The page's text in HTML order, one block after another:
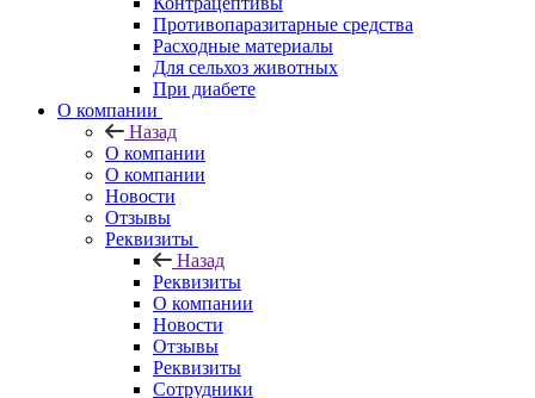
Противопаразитарные средства
Расходные материалы
Для сельхоз животных
При диабете
О компании
Назад
О компании
О компании
Новости
Отзывы
Реквизиты
Назад
Реквизиты
О компании
Новости
Отзывы
Реквизиты
Сотрудники